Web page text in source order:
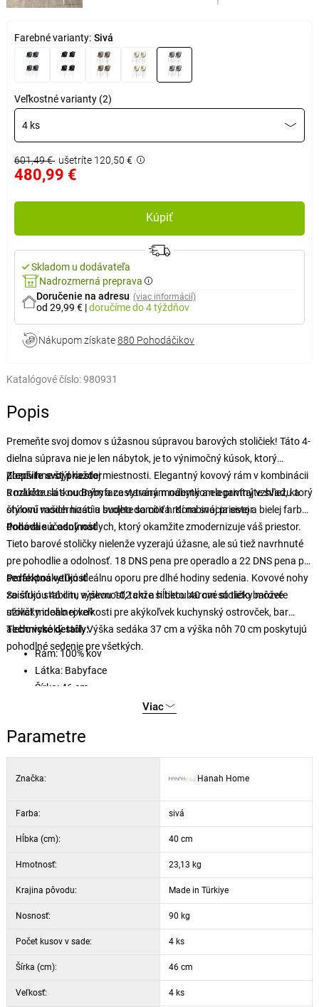
Farebné varianty: Sivá
Veľkostné varianty (2)
4 ks
601,49 € ušetríte 120,50 €
480,99 €
Kúpiť
Skladom u dodávateľa
Nadrozmerná preprava
Doručenie na adresu (viac informácií)
od 29,99 € |doručímedo 4 týždňov
Nákupom získate880 Pohodáčikov
Katalógové číslo:980931
Popis
Premeňte svoj domov s úžasnou súpravou barových stoličiek! Táto 4-
dielna súprava nie je len nábytok, je to výnimočný kúsok, ktorý
pozdvihne štýl každej miestnosti. Elegantný kovový rám v kombinácii
s mäkkou látkou Babyface vytvára moderný a elegantný vzhľad, ktorý
ohromí vašich hostí a budete sa cítiť hrdí na svoj priestor.
Zlepšite svoj priestor
Rozlúčte sa s nudným a zastaraným nábytkom a privítajte sviežu a
štýlovú modernizáciu svojho domova. Kombinácia sivej a bielej farby
dodáva súčasný nádych, ktorý okamžite zmodernizuje váš priestor.
Pohodlie a odolnosť
Tieto barové stoličky nielenže vyzerajú úžasne, ale sú tiež navrhnuté
pre pohodlie a odolnosť. 18 DNS pena pre operadlo a 22 DNS pena pre
sedák poskytujú ideálnu oporu pre dlhé hodiny sedenia. Kovové nohy
zaisťujú stabilitu a pevnosť, takže si tieto barové stoličky môžete
užívať mnoho rokov.
Perfektná veľkosť
So šírkou 46 cm, výškou 102 cm a hĺbkou 40 cm sú tieto barové
stoličky ideálnej veľkosti pre akýkoľvek kuchynský ostrovček, bar
alebo vysoký stôl. Výška sedáka 37 cm a výška nôh 70 cm poskytujú
pohodlné sedenie pre všetkých.
Technické detaily:
Rám: 100% kov
Látka: Babyface
Šírka: 46 cm
Výška sedáka: 37 cm
Výška nôh: 70 cm
18 DNS pena pre operadlo / 22 DNS pena pre sedák
Viac
Parametre
Značka: Hanah Home
Farba: sivá
Hĺbka (cm): 40 cm
Hmotnosť: 23,13 kg
Krajina pôvodu: Made in Türkiye
Nosnosť: 90 kg
Počet kusov v sade: 4 ks
Šírka (cm): 46 cm
Veľkosť: 4 ks